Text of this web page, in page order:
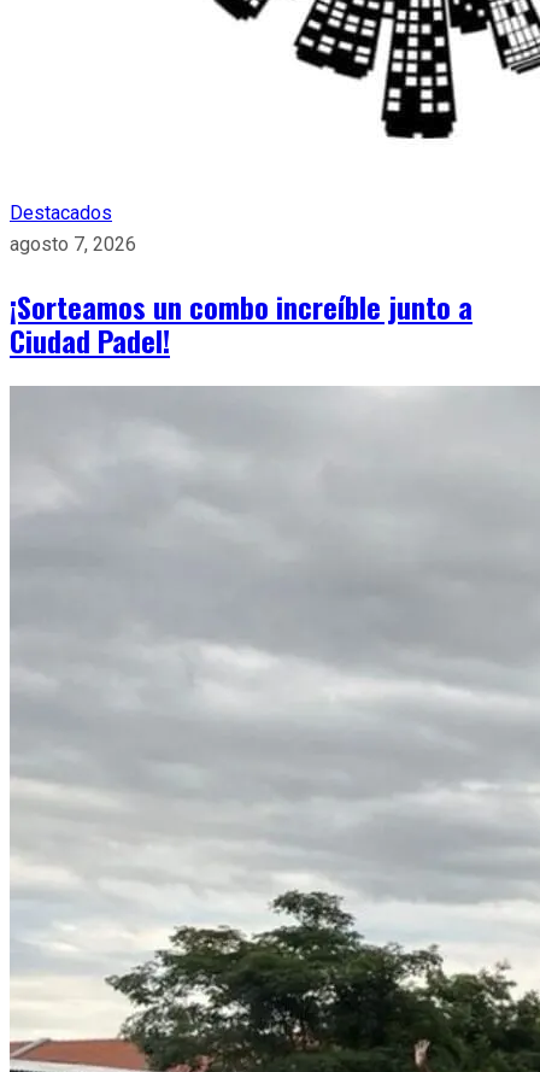
Destacados
agosto 7, 2026
¡Sorteamos un combo increíble junto a
Ciudad Padel!